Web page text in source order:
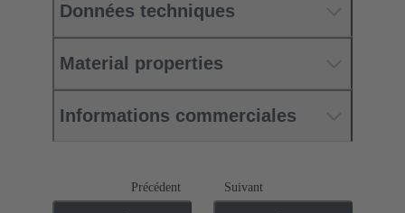
Données techniques
Material properties
Informations commerciales
Précédent Suivant